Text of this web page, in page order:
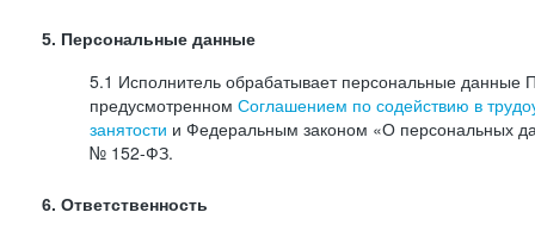
5. Персональные данные
5.1 Исполнитель обрабатывает персональные данные
предусмотренном Соглашением по содействию в
занятости и Федеральным законом «О персональных
№ 152-ФЗ.
6. Ответственность